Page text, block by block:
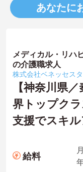
あなたに
メディカル・リハ
の介護職求人
株式会社ベネッセス
【神奈川県
界トップク
支援でスキ
給料